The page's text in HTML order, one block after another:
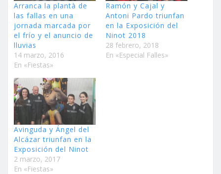
Arranca la plantà de
las fallas en una
jornada marcada por
el frío y el anuncio de
lluvias
14 marzo, 2016
En «Fiestas»
Ramón y Cajal y
Antoni Pardo triunfan
en la Exposición del
Ninot 2018
28 febrero, 2018
En «Especial Falles»
Avinguda y Ángel del
Alcázar triunfan en la
Exposición del Ninot
2 marzo, 2017
En «Fiestas»